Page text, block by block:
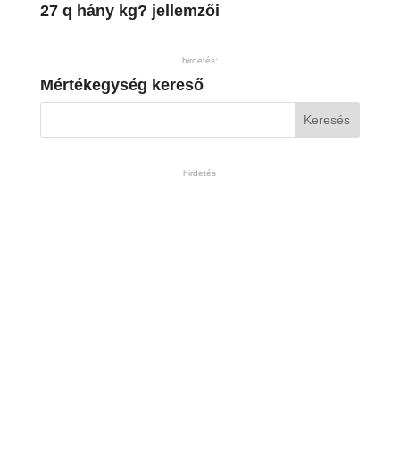
27 q hány kg? jellemzői
hirdetés:
Mértékegység kereső
hirdetés